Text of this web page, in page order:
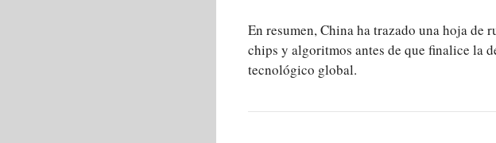
En resumen, China ha trazado una hoja de
chips y algoritmos antes de que finalice la
tecnológico global.